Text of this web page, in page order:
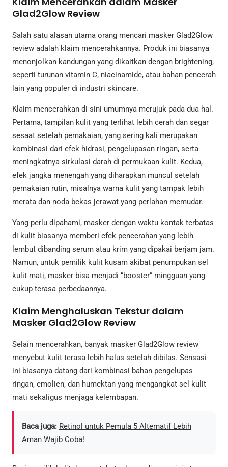
Glad2Glow Review
Salah satu alasan utama orang mencari masker Glad2Glow
review adalah klaim mencerahkannya. Produk ini biasanya
menonjolkan kandungan yang dikaitkan dengan brightening,
seperti turunan vitamin C, niacinamide, atau bahan pencerah
lain yang populer di industri skincare.
Klaim mencerahkan di sini umumnya merujuk pada dua hal.
Pertama, tampilan kulit yang terlihat lebih cerah dan segar
sesaat setelah pemakaian, yang sering kali merupakan
kombinasi dari efek hidrasi, pengelupasan ringan, serta
meningkatnya sirkulasi darah di permukaan kulit. Kedua,
efek jangka menengah yang diharapkan muncul setelah
pemakaian rutin, misalnya warna kulit yang tampak lebih
merata dan noda bekas jerawat yang perlahan memudar.
Yang perlu dipahami, masker dengan waktu kontak terbatas
di kulit biasanya memberi efek pencerahan yang lebih
lembut dibanding serum atau krim yang dipakai berjam jam.
Namun, untuk pemilik kulit kusam akibat penumpukan sel
kulit mati, masker bisa menjadi “booster” mingguan yang
cukup terasa perbedaannya.
Klaim Menghaluskan Tekstur dalam
Masker Glad2Glow Review
Selain mencerahkan, banyak masker Glad2Glow review
menyebut kulit terasa lebih halus setelah dibilas. Sensasi
ini biasanya datang dari kombinasi bahan pengelupas
ringan, emolien, dan humektan yang mengangkat sel kulit
mati sekaligus menjaga kelembapan.
Baca juga: Retinol untuk Pemula 5 Alternatif Lebih
Aman Wajib Coba!